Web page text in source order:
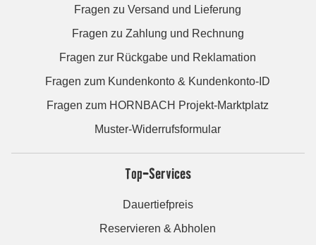
Fragen zu Versand und Lieferung
Fragen zu Zahlung und Rechnung
Fragen zur Rückgabe und Reklamation
Fragen zum Kundenkonto & Kundenkonto-ID
Fragen zum HORNBACH Projekt-Marktplatz
Muster-Widerrufsformular
Top-Services
Dauertiefpreis
Reservieren & Abholen